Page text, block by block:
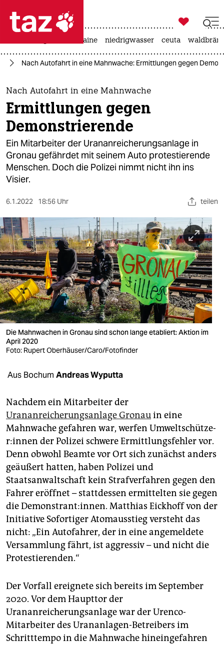
 taz zahl ich
taz zahl ich
themen
politik
öko
gesellschaft
kultur
sport
berlin
nord
wahrheit
verlag
verlag
veranstaltungen
shop
fragen & hilfe
abo
genossenschaft
epaper login

taz zahl ich
krieg in der ukraine niedrigwasser ceuta
Nach Autofahrt in eine Mahnwache: Ermittlungen gegen
Nach Autofahrt in eine Mahnwache
Ermittlungen gegen
Demonstrierende
Ein Mitarbeiter der Urananreicherungsanlage in
Gronau gefährdet mit seinem Auto protestierende
Menschen. Doch die Polizei nimmt nicht ihn ins
Visier.
6.1.2022 18:56 Uhr teilen
Die Mahnwachen in Gronau sind schon lange etabliert: Aktion im
April 2020
Foto: Rupert Oberhäuser/Caro/Fotofinder
Aus Bochum Andreas Wyputta
Nachdem ein Mitarbeiter der
Urananreicherungsanlage Gronauin eine
Mahnwache gefahren war, werfen Um­welt­schüt­ze­
r:in­nen der Polizei schwere Ermittlungsfehler vor.
Denn obwohl Beamte vor Ort sich zunächst anders
geäußert hatten, haben Polizei und
Staatsanwaltschaft kein Strafverfahren gegen den
Fahrer eröffnet – stattdessen ermittelten sie gegen
die Demonstrant:innen. Matthias Eickhoff von der
Initiative Sofortiger Atomausstieg versteht das
nicht: „Ein Autofahrer, der in eine angemeldete
Versammlung fährt, ist aggressiv – und nicht die
Protestierenden.“
Der Vorfall ereignete sich bereits im September
2020. Vor dem Haupttor der
Urananreicherungsanlage war der Urenco-
Mitarbeiter des Urananlagen-Betreibers im
Schritttempo in die Mahnwache hineingefahren